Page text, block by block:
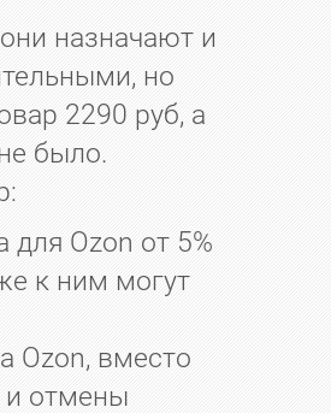
назначают и
но
2290 руб, а
было.
Ozon от 5%
к ним могут
Ozon, вместо
и отмены